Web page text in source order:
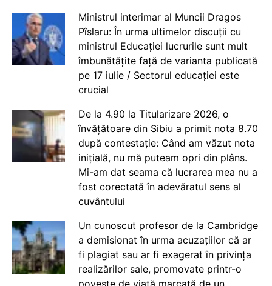
Ministrul interimar al Muncii Dragos
Pîslaru: În urma ultimelor discuții cu
ministrul Educației lucrurile sunt mult
îmbunătățite față de varianta publicată
pe 17 iulie / Sectorul educației este
crucial
De la 4.90 la Titularizare 2026, o
învățătoare din Sibiu a primit nota 8.70
după contestație: Când am văzut nota
inițială, nu mă puteam opri din plâns.
Mi-am dat seama că lucrarea mea nu a
fost corectată în adevăratul sens al
cuvântului
Un cunoscut profesor de la Cambridge
a demisionat în urma acuzațiilor că ar
fi plagiat sau ar fi exagerat în privința
realizărilor sale, promovate printr-o